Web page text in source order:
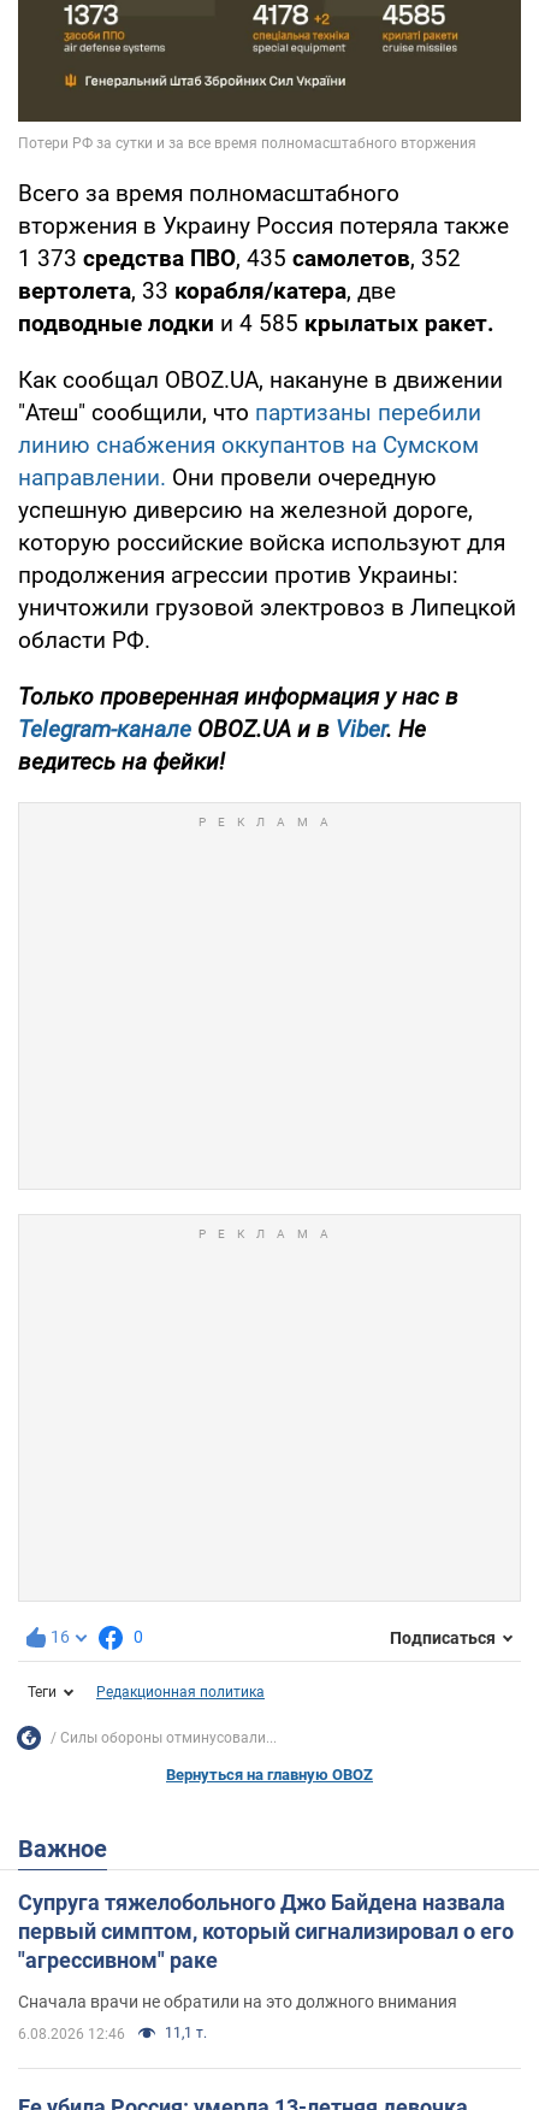
Всего за время полномасштабного
вторжения в Украину Россия потеряла также
1 373 средства ПВО, 435 самолетов, 352
вертолета, 33 корабля/катера, две
подводные лодки и 4 585 крылатых ракет.
Как сообщал OBOZ.UA, накануне в движении
"Атеш" сообщили, что партизаны перебили
линию снабжения оккупантов на Сумском
направлении. Они провели очередную
успешную диверсию на железной дороге,
которую российские войска используют для
продолжения агрессии против Украины:
уничтожили грузовой электровоз в Липецкой
области РФ.
Только проверенная информация у нас в
Telegram-канале OBOZ.UA и в Viber. Не
ведитесь на фейки!
16 0 Подписаться
Теги Редакционная политика
Силы обороны отминусовали...
Вернуться на главную OBOZ
Важное
Супруга тяжелобольного Джо Байдена назвала
первый симптом, который сигнализировал о его
"агрессивном" раке
Сначала врачи не обратили на это должного внимания
6.08.2026 12:46 11,1 т.